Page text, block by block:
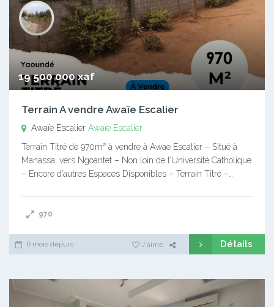
19 500 000 xaf
Terrain A vendre Awaïe Escalier
Awaïe Escalier Awaïe Escalier
Terrain Titré de 970m² à vendre à Awae Escalier – Situé à
Manassa, vers Ngoantet – Non loin de l’Université Catholique
– Encore d’autres Espaces Disponibles – Terrain Titré –…
970
6 mois depuis J'aime Détails